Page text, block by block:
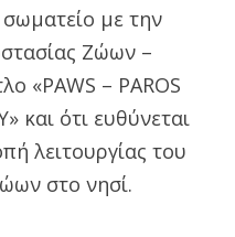
με την
Ζώων –
«PAWS – PAROS
και ότι ευθύνεται
λειτουργίας του
στο νησί.